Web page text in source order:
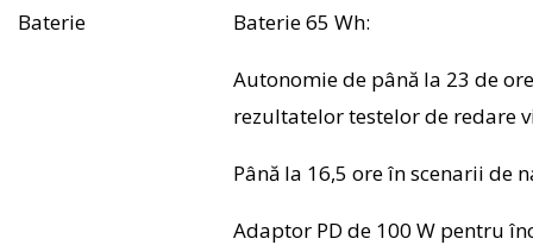
Baterie Baterie 65 Wh:
Autonomie de până la 23 de
rezultatelor testelor de redare
Până la 16,5 ore în scenarii de
Adaptor PD de 100 W pentru